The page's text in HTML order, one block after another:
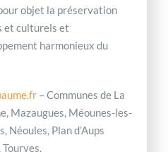
objet la préservation
et culturels et
harmonieux du
– Communes de La
Mazaugues, Méounes-les-
Néoules, Plan d’Aups